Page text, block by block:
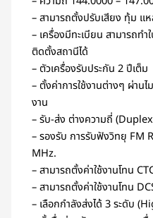
– สามารถตั้งปรับเสียง ทุ้ม แ
– เครื่องมีทะเบียน สามารถ
ติดตั้งสถานีได้
– ตัวเครื่องรับประกัน 2 ปีเต็ม
– ตั้งค่าการใช้งานต่างๆ ผ่าน
งาน
– รับ-ส่ง ต่างความถี่
– รองรับ การรับฟังวิทยุ FM
MHz.
– สามารถตั้งค่าใช้งานโทน
– สามารถตั้งค่าใช้งานโทน
– เลือกกำลังส่งได้ 3 ระดับ